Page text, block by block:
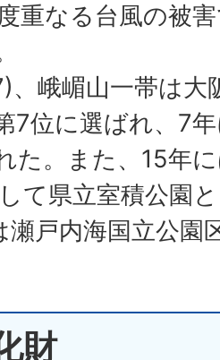
重なる台風の被
、峨嵋山一帯は大
7位に選ばれ、7
た。また、15年
て県立室積公園
戸内海国立公園
財